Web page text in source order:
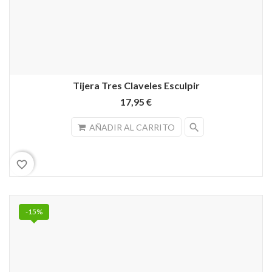
Tijera Tres Claveles Esculpir
17,95 €
AÑADIR AL CARRITO search
favorite_border
-15%